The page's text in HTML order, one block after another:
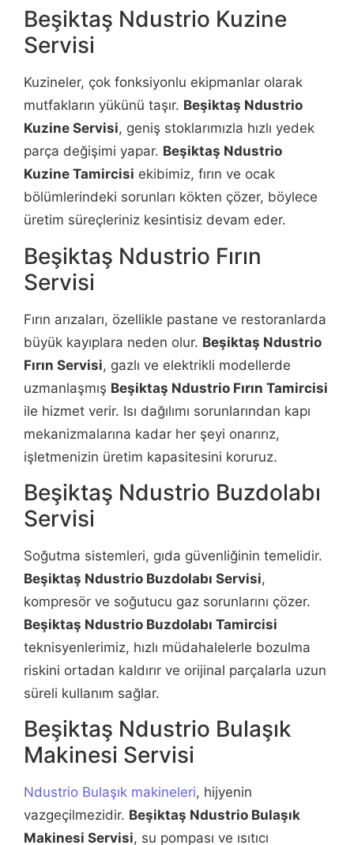
Beşiktaş Ndustrio Kuzine
Servisi
Kuzineler, çok fonksiyonlu ekipmanlar olarak
mutfakların yükünü taşır. Beşiktaş Ndustrio
Kuzine Servisi, geniş stoklarımızla hızlı yedek
parça değişimi yapar. Beşiktaş Ndustrio
Kuzine Tamircisi ekibimiz, fırın ve ocak
bölümlerindeki sorunları kökten çözer, böylece
üretim süreçleriniz kesintisiz devam eder.
Beşiktaş Ndustrio Fırın
Servisi
Fırın arızaları, özellikle pastane ve restoranlarda
büyük kayıplara neden olur. Beşiktaş Ndustrio
Fırın Servisi, gazlı ve elektrikli modellerde
uzmanlaşmış Beşiktaş Ndustrio Fırın Tamircisi
ile hizmet verir. Isı dağılımı sorunlarından kapı
mekanizmalarına kadar her şeyi onarırız,
işletmenizin üretim kapasitesini koruruz.
Beşiktaş Ndustrio Buzdolabı
Servisi
Soğutma sistemleri, gıda güvenliğinin temelidir.
Beşiktaş Ndustrio Buzdolabı Servisi,
kompresör ve soğutucu gaz sorunlarını çözer.
Beşiktaş Ndustrio Buzdolabı Tamircisi
teknisyenlerimiz, hızlı müdahalelerle bozulma
riskini ortadan kaldırır ve orijinal parçalarla uzun
süreli kullanım sağlar.
Beşiktaş Ndustrio Bulaşık
Makinesi Servisi
Ndustrio Bulaşık makineleri, hijyenin
vazgeçilmezidir. Beşiktaş Ndustrio Bulaşık
Makinesi Servisi, su pompası ve ısıtıcı